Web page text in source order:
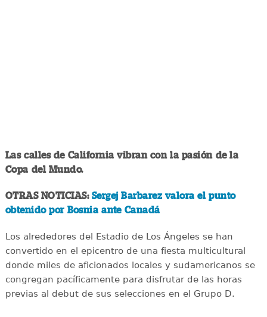
Las calles de California vibran con la pasión de la
Copa del Mundo.
OTRAS NOTICIAS: Sergej Barbarez valora el punto
obtenido por Bosnia ante Canadá
Los alrededores del Estadio de Los Ángeles se han
convertido en el epicentro de una fiesta multicultural
donde miles de aficionados locales y sudamericanos se
congregan pacíficamente para disfrutar de las horas
previas al debut de sus selecciones en el Grupo D.